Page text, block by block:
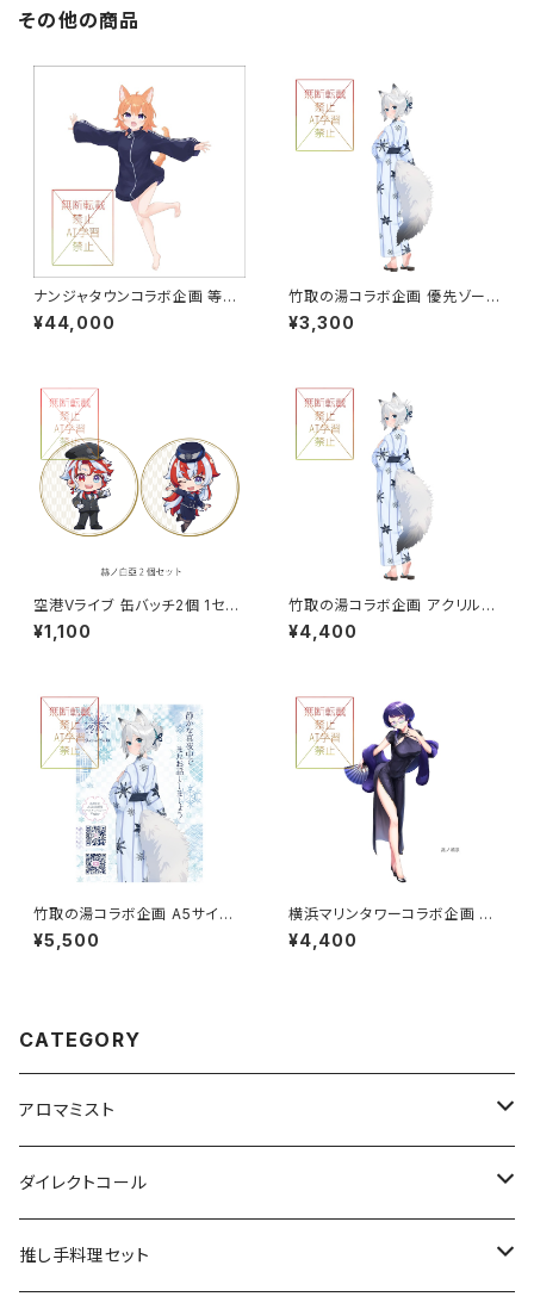
その他の商品
ナンジャタウンコラボ企画 等身
大パネル グループB
¥44,000
竹取の湯コラボ企画 優先ゾーン
入場券つき応援セット 3,300円
¥3,300
空港Vライブ 缶バッチ2個 1セッ
ト
¥1,100
竹取の湯コラボ企画 アクリルス
タンド（大）
¥4,400
竹取の湯コラボ企画 A5サイズ
アクリルボード
¥5,500
横浜マリンタワーコラボ企画 ア
クリルスタンド大 グループB
¥4,400
CATEGORY
アロマミスト
Vtuber/VRアーティスト
声優
ダイレクトコール
俳優
推し手料理セット